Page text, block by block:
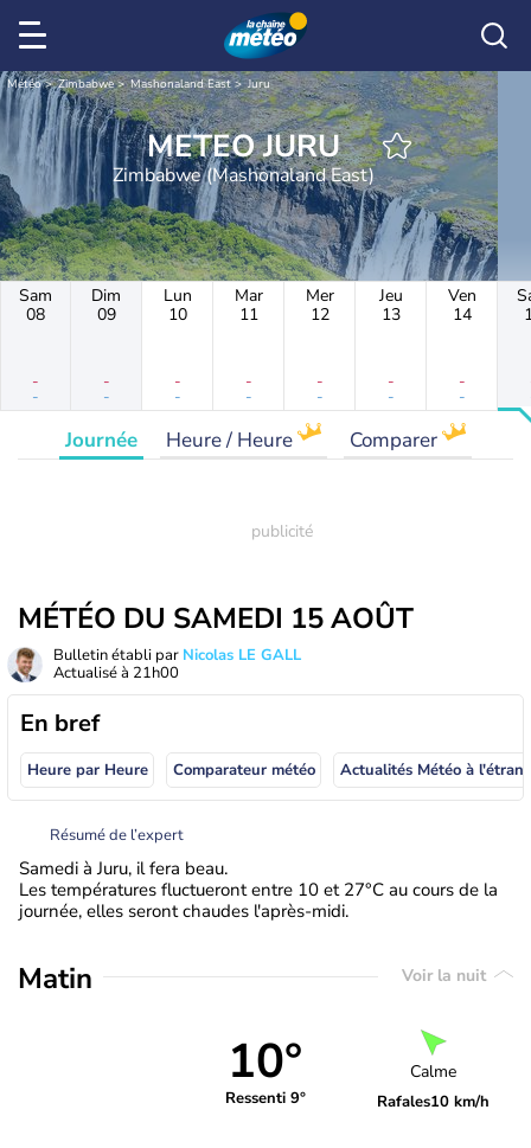
Météo Zimbabwe Mashonaland East Juru
METEO JURU
Zimbabwe (Mashonaland East)
Sam
08
-
-
Dim
09
-
-
Lun
10
-
-
Mar
11
-
-
Mer
12
-
-
Jeu
13
-
-
Ven
14
-
-
Journée Heure / Heure Comparer
MÉTÉO DU SAMEDI 15 AOÛT
Bulletin établi par Nicolas LE GALL
Actualisé à 21h00
En bref
Heure par Heure Comparateur météo
Résumé de l’expert
Samedi à Juru, il fera beau.
Les températures fluctueront entre 10 et 27°C au cours de la
journée, elles seront chaudes l'après-midi.
Matin Voir la nuit
10°
Ressenti 9°
Calme
Rafales10 km/h